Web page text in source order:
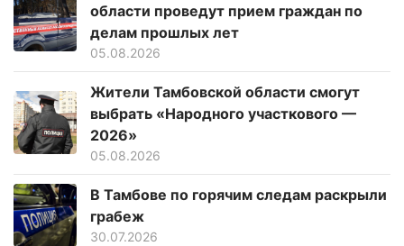
области проведут прием граждан по
делам прошлых лет
05.08.2026
Жители Тамбовской области смогут
выбрать «Народного участкового —
2026»
05.08.2026
В Тамбове по горячим следам раскрыли
грабеж
30.07.2026